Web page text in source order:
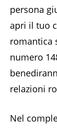
persona
apri il tuo
romantica
numero
relazioni
Nel